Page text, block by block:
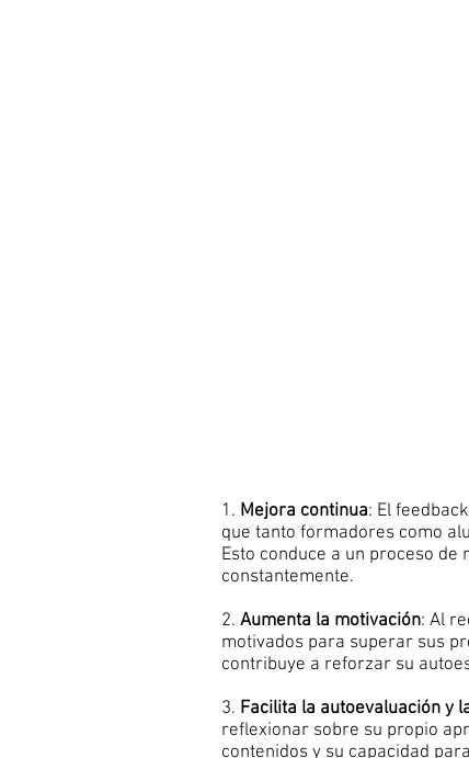
1. Mejora continua: El
que tanto formadores como
Esto conduce a un proceso
constantemente.
2. Aumenta la motivación: Al
motivados para superar sus
contribuye a reforzar su
3. Facilita la autoevaluación y
reflexionar sobre su propio
contenidos y su capacidad